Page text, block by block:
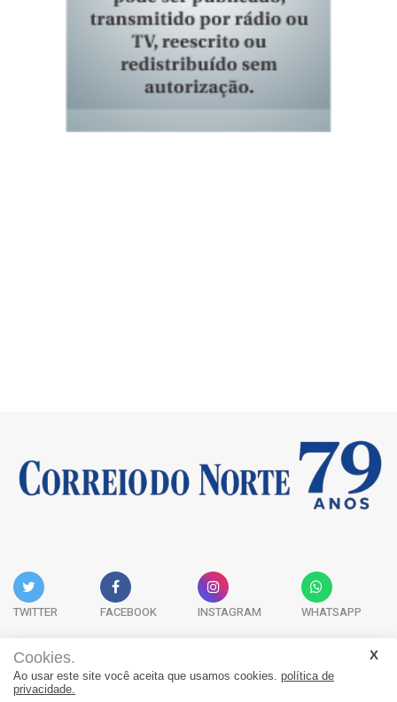
TWITTER FACEBOOK INSTAGRAM WHATSAPP
Acervo Digital Fale Conosco Quem Somos
Cookies.
Ao usar este site você aceita que usamos cookies. política de
privacidade.